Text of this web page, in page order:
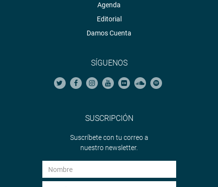
Agenda
Editorial
Damos Cuenta
SÍGUENOS
SUSCRIPCIÓN
Suscríbete con tu correo a
nuestro newsletter.